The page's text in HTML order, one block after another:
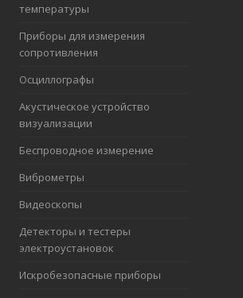
температуры
Приборы для измерения
сопротивления
Осциллографы
Акустическое устройство
визуализации
Беспроводное измерение
Виброметры
Видеоскопы
Детекторы и тестеры
электроустановок
Искробезопасные приборы